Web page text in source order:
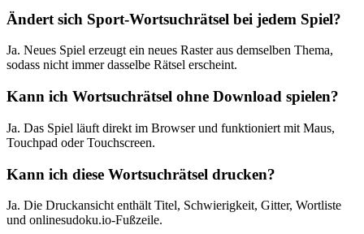
Ändert sich Sport-Wortsuchrätsel bei jedem Spiel?
Ja. Neues Spiel erzeugt ein neues Raster aus demselben Thema,
sodass nicht immer dasselbe Rätsel erscheint.
Kann ich Wortsuchrätsel ohne Download spielen?
Ja. Das Spiel läuft direkt im Browser und funktioniert mit Maus,
Touchpad oder Touchscreen.
Kann ich diese Wortsuchrätsel drucken?
Ja. Die Druckansicht enthält Titel, Schwierigkeit, Gitter, Wortliste
und onlinesudoku.io-Fußzeile.